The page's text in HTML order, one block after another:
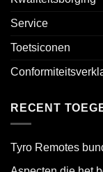
Service
Toetsiconen
RECENT
Tyro Remotes